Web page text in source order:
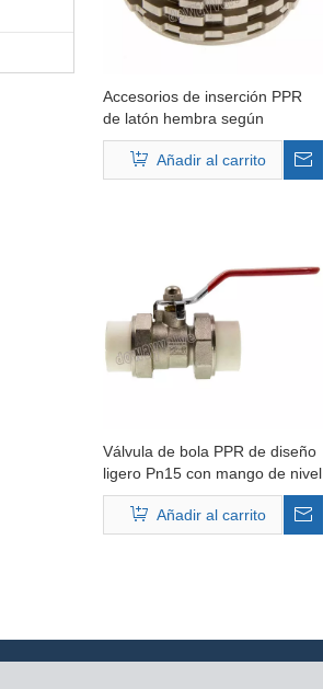
Accesorios de inserción PPR
de latón hembra según
As2419.2
Añadir al carrito
Válvula de bola PPR de diseño
ligero Pn15 con mango de nivel
Añadir al carrito